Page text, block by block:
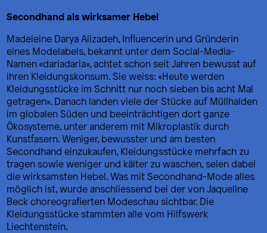
Secondhand als wirksamer Hebel
Madeleine Darya Alizadeh, Influencerin und Gründerin
eines Modelabels, bekannt unter dem Social-Media-
Namen «dariadaria», achtet schon seit Jahren bewusst auf
ihren Kleidungskonsum. Sie weiss: «Heute werden
Kleidungsstücke im Schnitt nur noch sieben bis acht Mal
getragen». Danach landen viele der Stücke auf Müllhalden
im globalen Süden und beeinträchtigen dort ganze
Ökosysteme, unter anderem mit Mikroplastik durch
Kunstfasern. Weniger, bewusster und am besten
Secondhand einzukaufen, Kleidungsstücke mehrfach zu
tragen sowie weniger und kälter zu waschen, seien dabei
die wirksamsten Hebel. Was mit Secondhand-Mode alles
möglich ist, wurde anschliessend bei der von Jaqueline
Beck choreografierten Modeschau sichtbar. Die
Kleidungsstücke stammten alle vom Hilfswerk
Liechtenstein.